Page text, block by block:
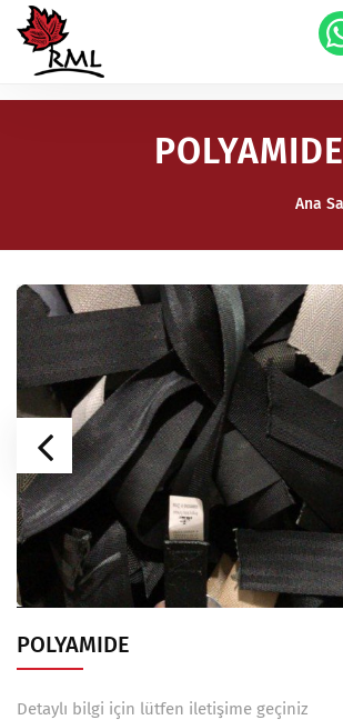
POLYAMIDE
Ana
POLYAMIDE
Detaylı bilgi için lütfen iletişime geçiniz